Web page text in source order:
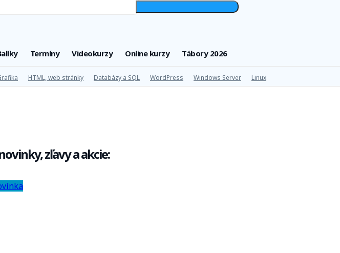
Termíny Videokurzy Online kurzy Tábory 2026
HTML, web stránky Databázy a SQL WordPress Windows Server Linux
zľavy a akcie: